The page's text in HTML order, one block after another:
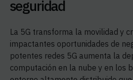
seguridad
La 5G transforma la movilidad y
impactantes oportunidades de
potentes redes 5G aumenta la
computación en la nube y en los